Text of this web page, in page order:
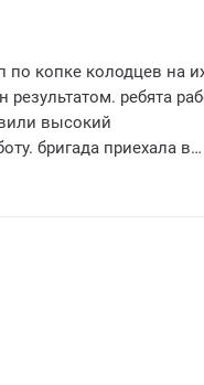
по копке колодцев на
результатом. ребята
высокий
бригада приехала в